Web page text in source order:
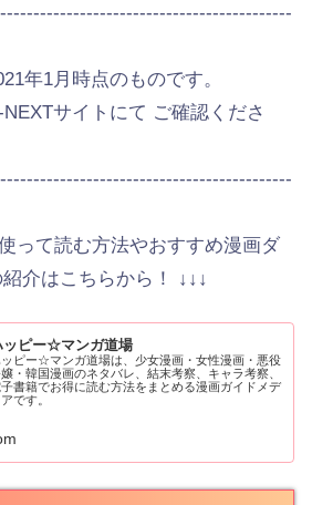
年1月時点のものです。
サイトにて ご確認くださ
って読む方法やおすすめ漫画ダ
介はこちらから！ ↓↓↓
ッピー☆マンガ道場
ピー☆マンガ道場は、少女漫画・女性漫画・悪役
・韓国漫画のネタバレ、結末考察、キャラ考察、
子書籍でお得に読む方法をまとめる漫画ガイドメデ
です。